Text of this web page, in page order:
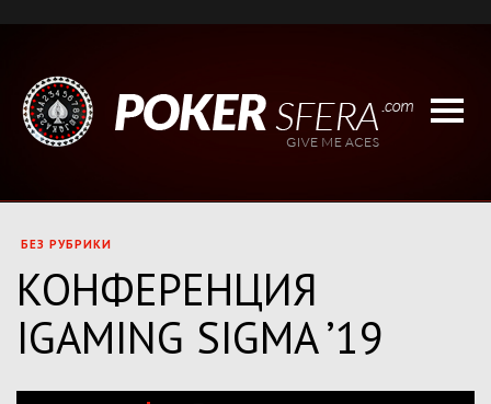
БЕЗ РУБРИКИ
КОНФЕРЕНЦИЯ
IGAMING SIGMA ’19